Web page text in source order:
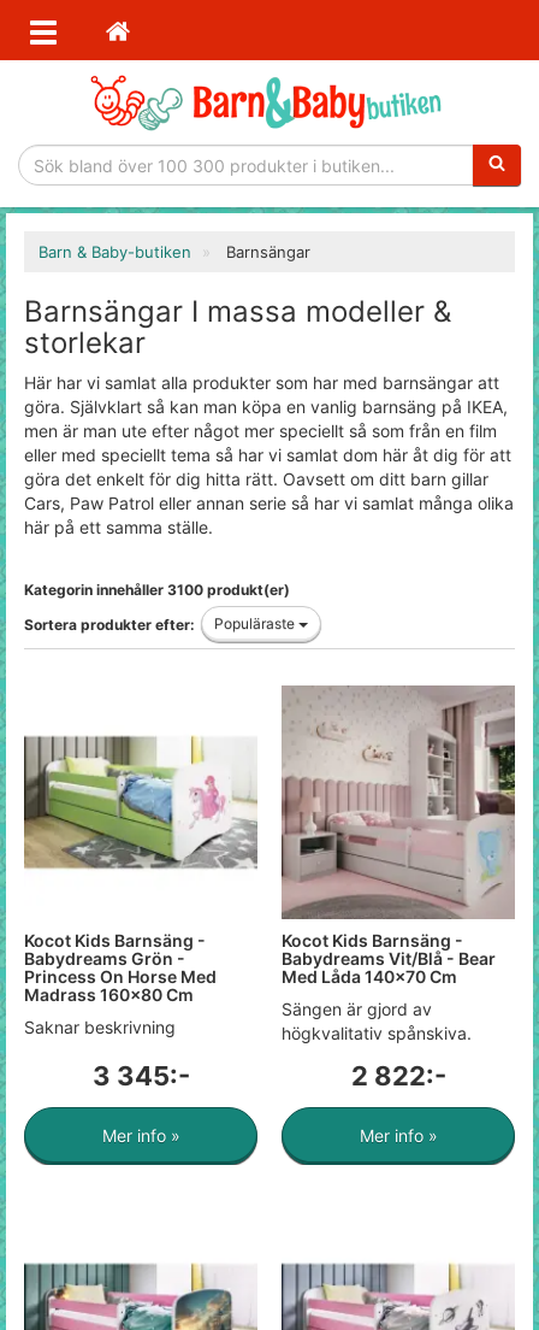
Barn & Baby-butiken Barnsängar
Barnsängar I massa modeller &
storlekar
Här har vi samlat alla produkter som har med barnsängar att
göra. Självklart så kan man köpa en vanlig barnsäng på IKEA,
men är man ute efter något mer speciellt så som från en film
eller med speciellt tema så har vi samlat dom här åt dig för att
göra det enkelt för dig hitta rätt. Oavsett om ditt barn gillar
Cars, Paw Patrol eller annan serie så har vi samlat många olika
här på ett samma ställe.
Kategorin innehåller 3100 produkt(er)
Sortera produkter efter:
Populäraste
Kocot Kids Barnsäng -
Babydreams Grön -
Princess On Horse Med
Madrass 160x80 Cm
Saknar beskrivning
3 345:-
Mer info »
Kocot Kids Barnsäng -
Babydreams Vit/Blå - Bear
Med Låda 140x70 Cm
Sängen är gjord av
högkvalitativ spånskiva.
2 822:-
Mer info »